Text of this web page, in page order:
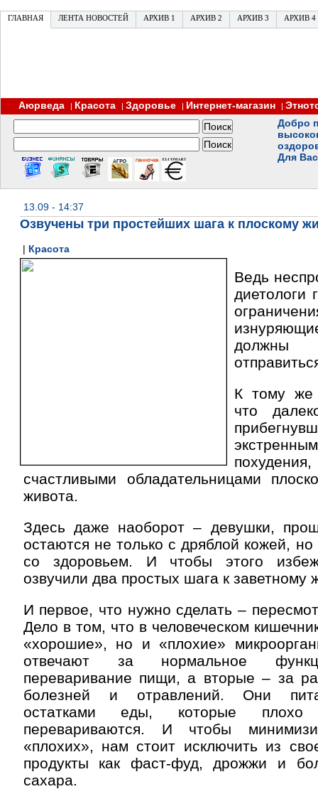
ГЛАВНАЯ ЛЕНТА НОВОСТЕЙ АРХИВ 1 АРХИВ 2 АРХИВ 3 АРХИВ 4
Аюрведа | Красота | Здоровье | Интернет-магазин |
Добро
Для
13.09 - 14:37
Озвучены три простейших шага к плоскому
| Красота
Ведь
диетологи
должны
К тому же
что
счастливыми обладательницами
живота.
Здесь даже наоборот – девушки,
остаются не только с дряблой кожей,
со здоровьем. И чтобы этого
озвучили два простых шага к заветному
И первое, что нужно сделать –
Дело в том, что в человеческом
«хорошие», но и «плохие»
отвечают за нормальное
переваривание пищи, а вторые – за
болезней и отравлений. Они
остатками еды, которые
перевариваются. И чтобы
«плохих», нам стоит исключить из
продукты как фаст-фуд, дрожжи и
сахара.